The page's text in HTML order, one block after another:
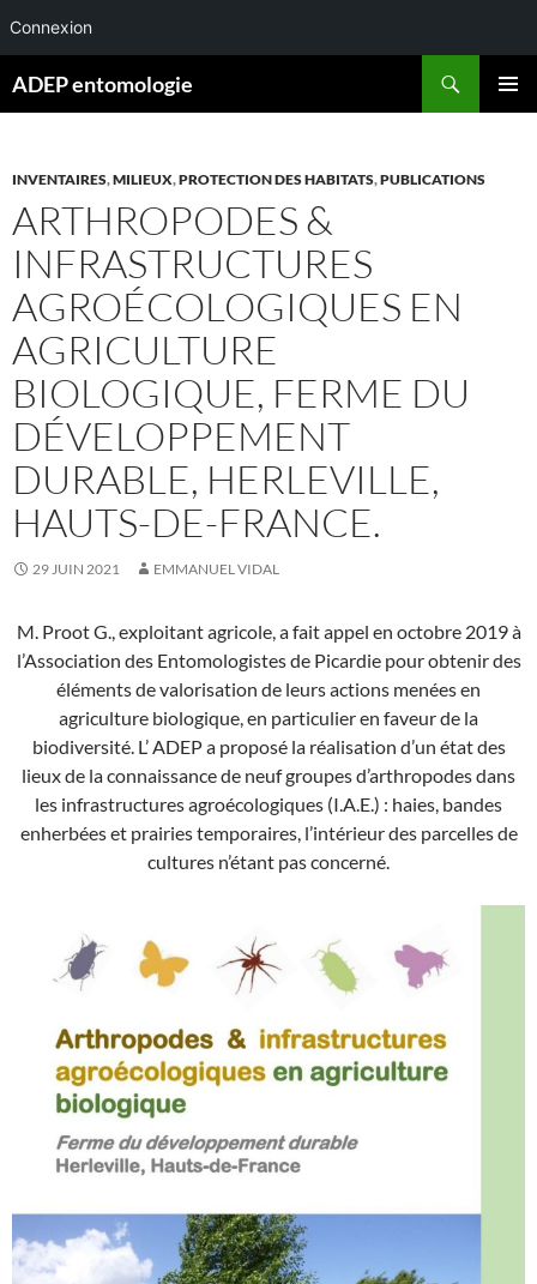
Connexion
auADEP entomologie
INVENTAIRES,MILIEUX,PROTECTION DES HABITATS,PUBLICATIONS
ARTHROPODES &
INFRASTRUCTURES
AGROÉCOLOGIQUES EN
AGRICULTURE
BIOLOGIQUE, FERME DU
DÉVELOPPEMENT
DURABLE, HERLEVILLE,
HAUTS-DE-FRANCE.
29 JUIN 2021 EMMANUEL VIDAL
M. Proot G., exploitant agricole, a fait appel en octobre 2019 à
l’Association des Entomologistes de Picardie pour obtenir des
éléments de valorisation de leurs actions menées en
agriculture biologique, en particulier en faveur de la
biodiversité. L’ ADEP a proposé la réalisation d’un état des
lieux de la connaissance de neuf groupes d’arthropodes dans
les infrastructures agroécologiques (I.A.E.) : haies, bandes
enherbées et prairies temporaires, l’intérieur des parcelles de
cultures n’étant pas concerné.